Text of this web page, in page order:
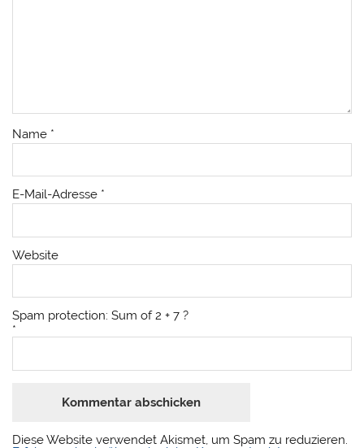
Name *
E-Mail-Adresse *
Website
Spam protection: Sum of 2 + 7 ?
*
Diese Website verwendet Akismet, um Spam zu reduzieren.